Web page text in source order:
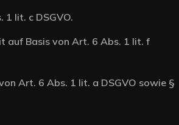
1 lit. c DSGVO.
auf Basis von Art. 6 Abs. 1 lit. f
Art. 6 Abs. 1 lit. a DSGVO sowie §